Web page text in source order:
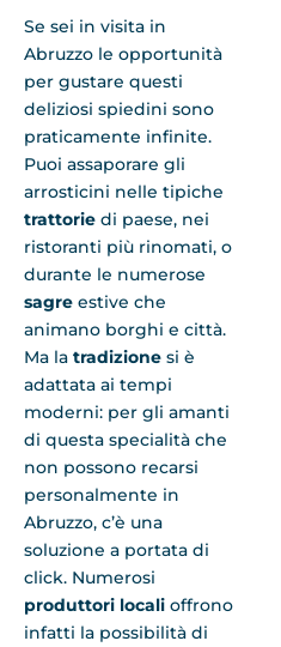
Se sei in visita in
Abruzzo le opportunità
per gustare questi
deliziosi spiedini sono
praticamente infinite.
Puoi assaporare gli
arrosticini nelle tipiche
trattorie di paese, nei
ristoranti più rinomati, o
durante le numerose
sagre estive che
animano borghi e città.
Ma la tradizione si è
adattata ai tempi
moderni: per gli amanti
di questa specialità che
non possono recarsi
personalmente in
Abruzzo, c’è una
soluzione a portata di
click. Numerosi
produttori locali offrono
infatti la possibilità di